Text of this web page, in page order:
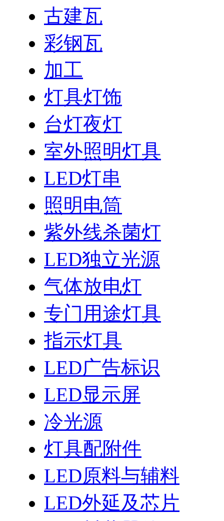
古建瓦
彩钢瓦
加工
灯具灯饰
台灯夜灯
室外照明灯具
LED灯串
照明电筒
紫外线杀菌灯
LED独立光源
气体放电灯
专门用途灯具
指示灯具
LED广告标识
LED显示屏
冷光源
灯具配附件
LED原料与辅料
LED外延及芯片